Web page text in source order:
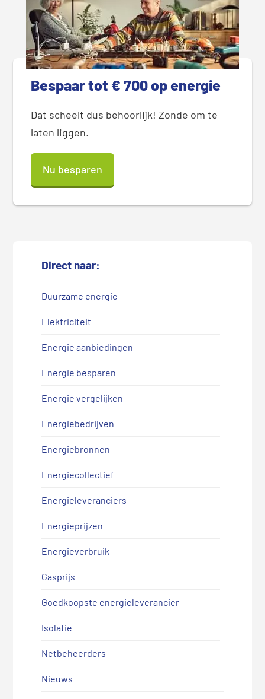
Bespaar tot € 700 op energie
Dat scheelt dus behoorlijk! Zonde om te
laten liggen.
Nu besparen
Direct naar:
Duurzame energie
Elektriciteit
Energie aanbiedingen
Energie besparen
Energie vergelijken
Energiebedrijven
Energiebronnen
Energiecollectief
Energieleveranciers
Energieprijzen
Energieverbruik
Gasprijs
Goedkoopste energieleverancier
Isolatie
Netbeheerders
Nieuws